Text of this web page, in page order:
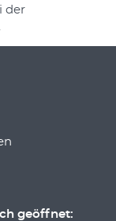
der
geöffnet: